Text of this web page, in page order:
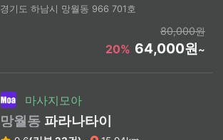
경기도 하남시 망월동 966 701호
80,000원
20% 64,000원~
마사지모아
망월동 파라나타이